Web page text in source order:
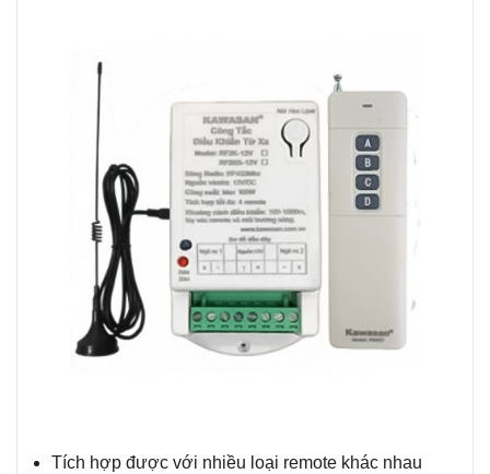
Tích hợp được với nhiều loại remote khác nhau